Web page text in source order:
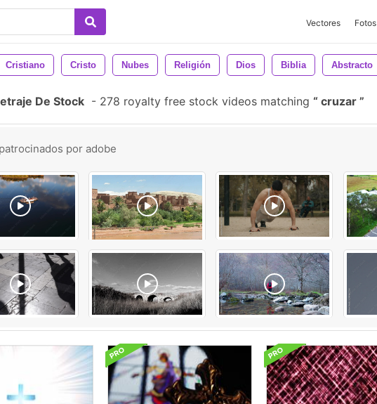
Vectores Fotos
Cristiano Cristo Nubes Religión Dios Biblia Abstracto
De Stock - 278 royalty free stock videos matching cruzar
por adobe